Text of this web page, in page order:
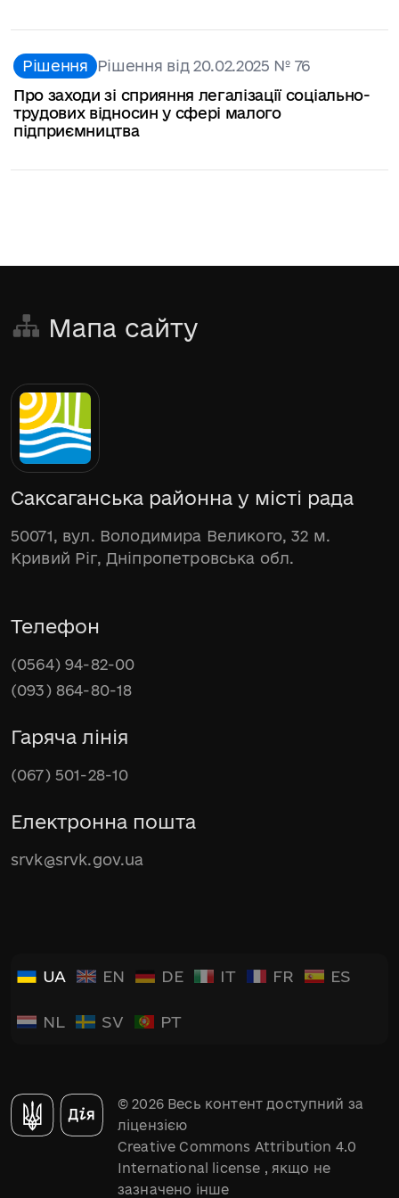
Рішення Рішення від 20.02.2025 № 76
Про заходи зі сприяння легалізації соціально-
трудових відносин у сфері малого
підприємництва
Мапа сайту
Саксаганська районна у місті рада
50071, вул. Володимира Великого, 32 м.
Кривий Ріг, Дніпропетровська обл.
Телефон
(0564) 94-82-00
(093) 864-80-18
Гаряча лінія
(067) 501-28-10
Електронна пошта
srvk@srvk.gov.ua
UA EN DE IT FR ES
NL SV PT
© 2026 Весь контент доступний за
ліцензією
Creative Commons Attribution 4.0
International license , якщо не
зазначено інше